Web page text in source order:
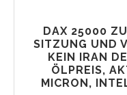
DAX 25000
SITZUNG UND
KEIN IRAN
ÖLPREIS,
MICRON,